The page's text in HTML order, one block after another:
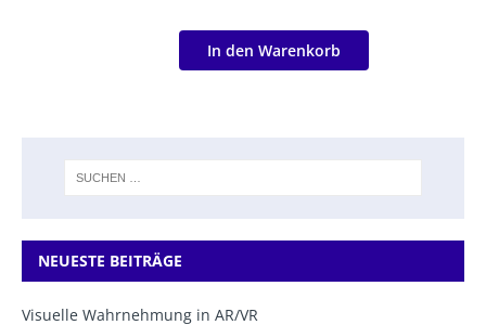
In den Warenkorb
NEUESTE BEITRÄGE
Visuelle Wahrnehmung in AR/VR